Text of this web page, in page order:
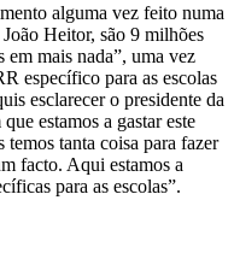
alguma vez feito numa
Heitor, são 9 milhões
em mais nada”, uma vez
específico para as escolas
esclarecer o presidente da
estamos a gastar este
tanta coisa para fazer
facto. Aqui estamos a
para as escolas”.